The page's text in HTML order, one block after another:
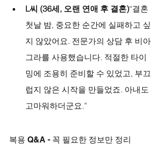
L씨 (36세, 오랜 연애 후 결혼)“결혼
첫날 밤, 중요한 순간에 실패하고 싶
지 않았어요. 전문가의 상담 후 비아
그라를 사용했습니다. 적절한 타이
밍에 조용히 준비할 수 있었고, 부끄
럽지 않은 시작을 만들었죠. 아내도
고마워하더군요.”
복용 Q&A - 꼭 필요한 정보만 정리